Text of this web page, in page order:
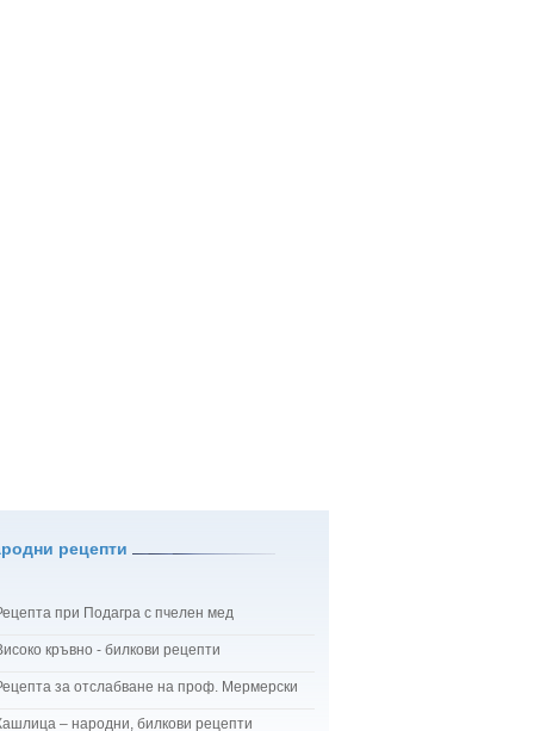
рецепти
при Подагра с пчелен мед
кръвно - билкови рецепти
за отслабване на проф. Мермерски
– народни, билкови рецепти